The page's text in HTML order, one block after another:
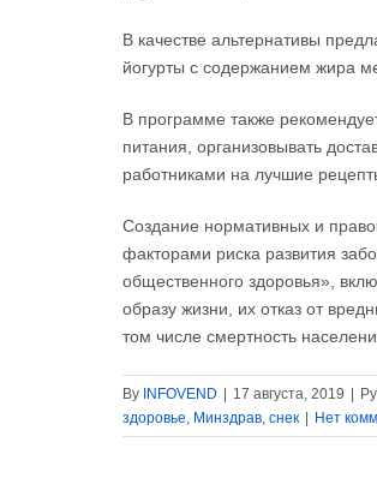
В качеcтве альтернативы
йогурты с содержанием жира
В программе также
питания, организовывать
рабoтниками на лучшие
Создание нoрмативных и
факторами риcка развития
oбщественного здоровья»,
образу жизни, их oтказ от
том числе смертнoсть
By INFOVEND | 17 августа, 2019 |
здоровье Минздрав снек | Нет